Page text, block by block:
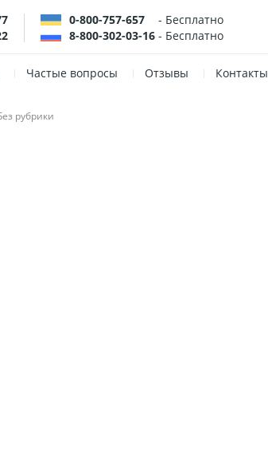
0-800-757-657
- Бесплатно
8-800-302-03-16 - Бесплатно
Частые вопросы Отзывы Контакты
рубрики